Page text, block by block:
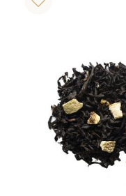
Lägg till i favoriter